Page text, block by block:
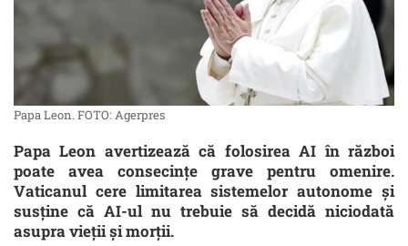
Papa Leon. FOTO: Agerpres
Papa Leon avertizează că folosirea AI în război
poate avea consecințe grave pentru omenire.
Vaticanul cere limitarea sistemelor autonome și
susține că AI-ul nu trebuie să decidă niciodată
asupra vieții și morții.